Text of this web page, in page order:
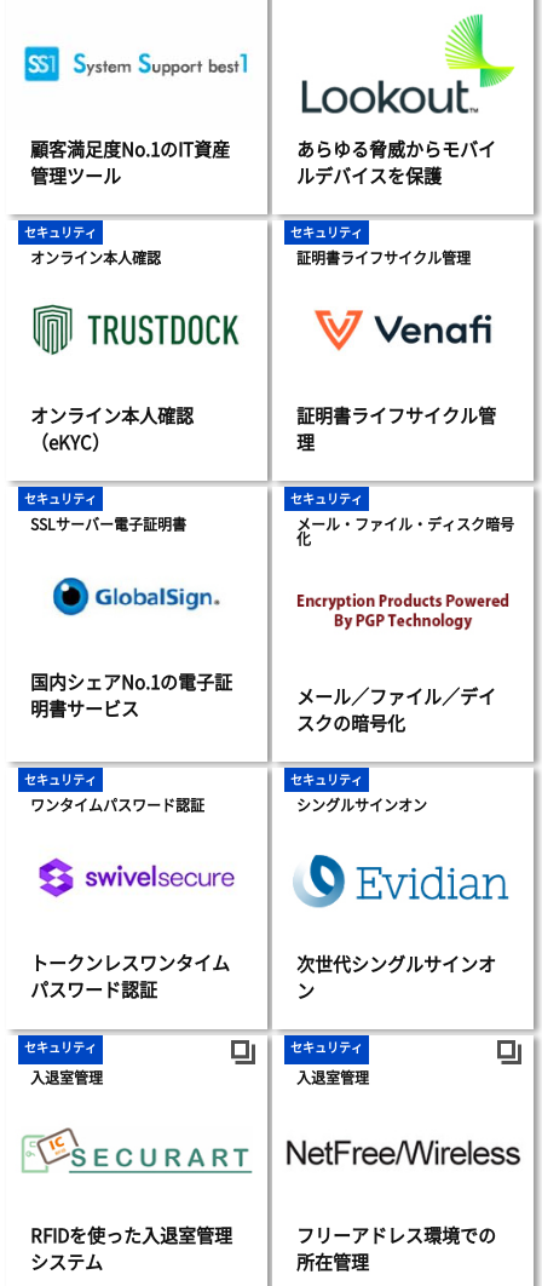
顧客満足度No.1のIT資産
管理ツール
あらゆる脅威からモバイ
ルデバイスを保護
セキュリティ
オンライン本人確認
オンライン本人確認
（eKYC）
セキュリティ
証明書ライフサイクル管理
証明書ライフサイクル管
理
セキュリティ
SSLサーバー電子証明書
国内シェアNo.1の電子証
明書サービス
セキュリティ
メール・ファイル・ディスク暗号
化
メール／ファイル／デイ
スクの暗号化
セキュリティ
ワンタイムパスワード認証
トークンレスワンタイム
パスワード認証
セキュリティ
シングルサインオン
次世代シングルサインオ
ン
セキュリティ
入退室管理
RFIDを使った入退室管理
システム
セキュリティ
入退室管理
フリーアドレス環境での
所在管理